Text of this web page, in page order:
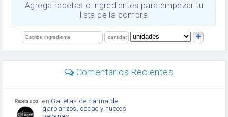
Ajos
orégano
limón
Agrega recetas o ingredientes para empezar tu
lista de la compra
Comentarios Recientes
Recetas con sazon
en Galletas de harina de
garbanzos, cacao y nueces